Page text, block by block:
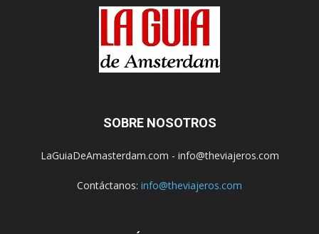
SOBRE NOSOTROS
LaGuiaDeAmasterdam.com - info@theviajeros.com
Contáctanos: info@theviajeros.com